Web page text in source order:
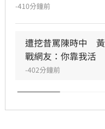
-410分鐘前
遭挖昔罵陳時中　
戰網友：你靠我活
-402分鐘前